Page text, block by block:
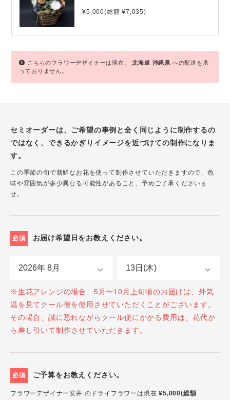
¥5,000(総額 ¥7,035)
こちらのフラワーデザイナーは現在、北海道 沖縄県 への配送を承
っておりません。
セミオーダーは、ご希望の事例と全く同じように制作するの
ではなく、できるかぎりイメージを近づけての制作になりま
す。
この季節の旬で新鮮なお花を使って制作させていただきますので、色
味や雰囲気が多少異なる可能性があること、予めご了承くださいま
せ。
必須 お届け希望日をお教えください。
※生花アレンジの場合、5月〜10月上旬頃のお届けは、外気
温を見てクール便を使用させていただくことがございます。
その場合、誠に恐れながらクール便にかかる費用は、花代か
ら差し引いて制作させていただきます。
必須 ご予算をお教えください。
フラワーデザイナー安井 のドライフラワーは現在¥5,000(総額